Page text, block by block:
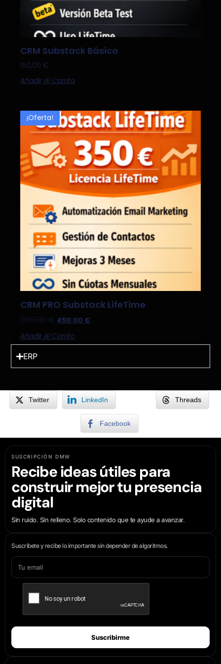
CRM Substack Básico
150,00 €
Añadir Al Carrito
¡Oferta!
CRM PRO Substack LifeTime
950,00€ 450,00 €
Añadir Al Carrito
ERP
Twitter LinkedIn Threads
Facebook
SUSCRIPCIÓN DMW
Recibe ideas útiles para
construir mejor tu presencia
digital
Sin ruido. Sin relleno. Solo contenido que te ayude a avanzar.
Suscríbete y recibe lo importante sin depender de algoritmos.
Suscribirme